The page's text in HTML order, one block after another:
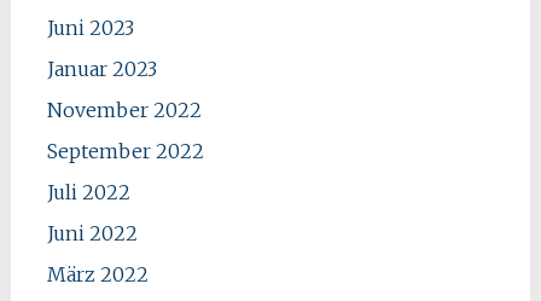
Juni 2023
Januar 2023
November 2022
September 2022
Juli 2022
Juni 2022
März 2022